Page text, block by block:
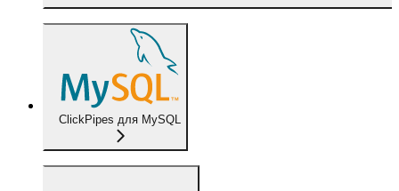
ClickPipes для MySQL